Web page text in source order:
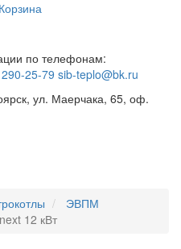
Корзина
по телефонам:
25-79 sib-teplo@bk.ru
ул. Маерчака, 65, оф.
ЭВПМ
12 кВт